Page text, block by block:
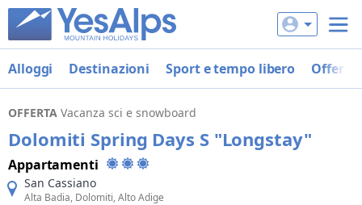
Alloggi Destinazioni Sport e tempo libero Offerte
OFFERTA Vacanza sci e snowboard
Dolomiti Spring Days S "Longstay"
Appartamenti
San Cassiano
Alta Badia, Dolomiti, Alto Adige